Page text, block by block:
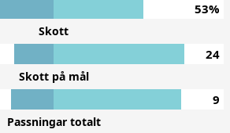
53%
Skott
24
Skott på mål
9
Passningar totalt